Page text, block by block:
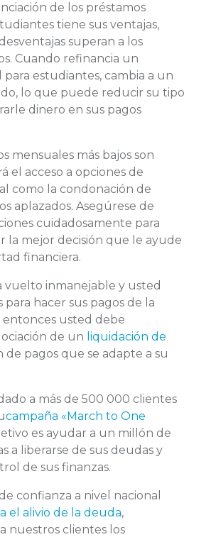
de los préstamos
tiene sus ventajas,
superan a los
Cuando refinancia un
estudiantes, cambia a un
lo que puede reducir su tipo
dinero en sus pagos
mensuales más bajos son
el acceso a opciones de
como la condonación de
aplazados. Asegúrese de
cuidadosamente para
la mejor decisión que le ayude
financiera.
vuelto inmanejable y usted
hacer sus pagos de la
entonces usted debe
de un liquidación de
de pagos que se adapte a su
a más de 500 000 clientes
campaña «March to One
es ayudar a un millón de
a liberarse de sus deudas y
de sus finanzas.
confianza a nivel nacional
el alivio de la deuda,
nuestros clientes los